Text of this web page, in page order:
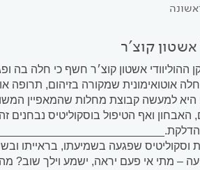
קוצ'ר
אשטון קוצ׳ר חשף כי חלה בה
אוטואימונית שמקורה בזיהום,
למעשה קבוצת מחלות שהמאפיין
ואף הטיפול בוסקוליטיס נבחנים
וסקוליטיס שפגעה בשמיעתו, בראייתו
– מתי אי פעם יראה, ישמע וילך שוב?